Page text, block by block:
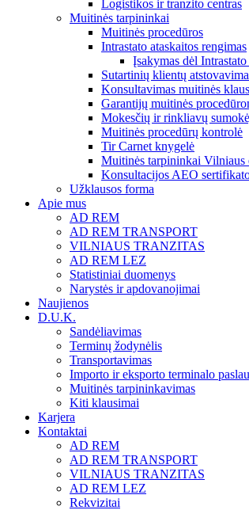
Logistikos ir tranzito centras
Muitinės tarpininkai
Muitinės procedūros
Intrastato ataskaitos rengimas
Įsakymas dėl Intrastato
Sutartinių klientų
Konsultavimas muitinės
Garantijų muitinės
Mokesčių ir rinkliavų
Muitinės procedūrų kontrolė
Tir Carnet knygelė
Muitinės tarpininkai Vilniaus
Konsultacijos AEO
Užklausos forma
Apie mus
AD REM
AD REM TRANSPORT
VILNIAUS TRANZITAS
AD REM LEZ
Statistiniai duomenys
Narystės ir apdovanojimai
Naujienos
D.U.K.
Sandėliavimas
Terminų žodynėlis
Transportavimas
Importo ir eksporto terminalo
Muitinės tarpininkavimas
Kiti klausimai
Karjera
Kontaktai
AD REM
AD REM TRANSPORT
VILNIAUS TRANZITAS
AD REM LEZ
Rekvizitai